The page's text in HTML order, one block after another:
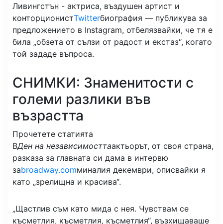
Ливингстън - актриса, въздушен артист и
конторционистTwitterбиография — публикува за
предложението в Instagram, отбелязвайки, че тя е
била „обзета от сълзи от радост и екстаз“, когато
той зададе въпроса.
СНИМКИ: Знаменитости с
големи разлики във
възрастта
Прочетете статията
ВДен на независимосттаактьорът, от своя страна,
разказа за главната си дама в интервю
заbroadway.comминалия декември, описвайки я
като „зрелищна и красива“.
„Щастлив съм като мида с нея. Чувствам се
късметлия, късметлия, късметлия“, възхищаваше